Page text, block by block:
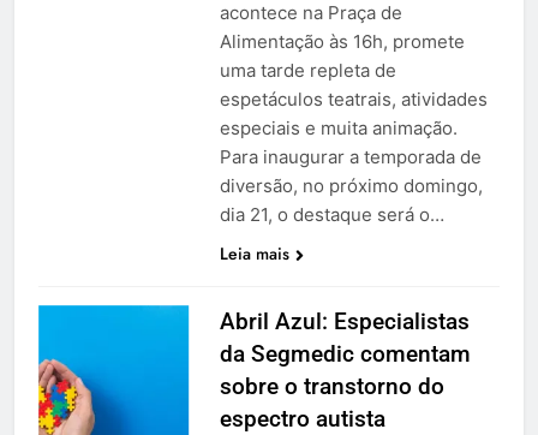
acontece na Praça de
Alimentação às 16h, promete
uma tarde repleta de
espetáculos teatrais, atividades
especiais e muita animação.
Para inaugurar a temporada de
diversão, no próximo domingo,
dia 21, o destaque será o…
Leia mais
Abril Azul: Especialistas
da Segmedic comentam
sobre o transtorno do
espectro autista